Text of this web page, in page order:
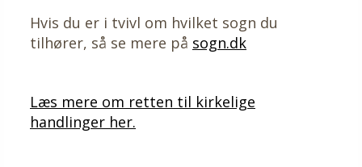
Hvis du er i tvivl om hvilket sogn du
tilhører, så se mere på sogn.dk
Læs mere om retten til kirkelige
handlinger her.